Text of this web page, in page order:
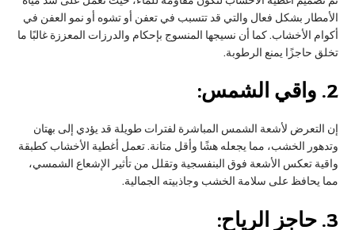
الأمطار بشكل فعال والتي قد تتسبب في تعفن أو تشوه أو نمو العفن في
أكوام الأخشاب. كما أن نسيجها المنسوج بإحكام والدرزات المعززة غالبًا ما
تخلق حاجزًا يمنع الرطوبة.
2. واقي الشمس:
إن التعرض لأشعة الشمس المباشرة لفترات طويلة قد يؤدي إلى بهتان
وتدهور الخشب، مما يجعله هشًا وأقل متانة. تعمل أغطية الأخشاب كطبقة
واقية تعكس الأشعة فوق البنفسجية وتقلل من تأثير الإشعاع الشمسي،
مما يحافظ على سلامة الخشب وجاذبيته الجمالية.
3. حاجز الرياح: